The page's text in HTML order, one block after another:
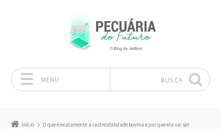
MENU BUSCA
Início
O que é exatamente a rastreabilidade bovina e por que ela vai ser